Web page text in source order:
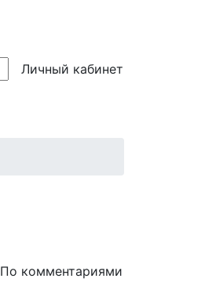
Личный кабинет
По комментариями